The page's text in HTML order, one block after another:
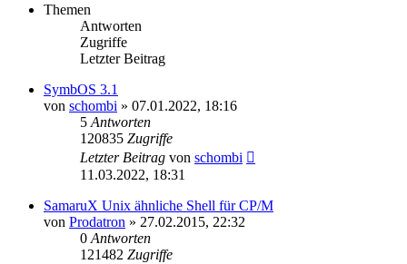
Themen
Antworten
Zugriffe
Letzter Beitrag
SymbOS 3.1
von schombi » 07.01.2022, 18:16
5 Antworten
120835 Zugriffe
Letzter Beitrag von schombi
11.03.2022, 18:31
SamaruX Unix ähnliche Shell für CP/M
von Prodatron » 27.02.2015, 22:32
0 Antworten
121482 Zugriffe